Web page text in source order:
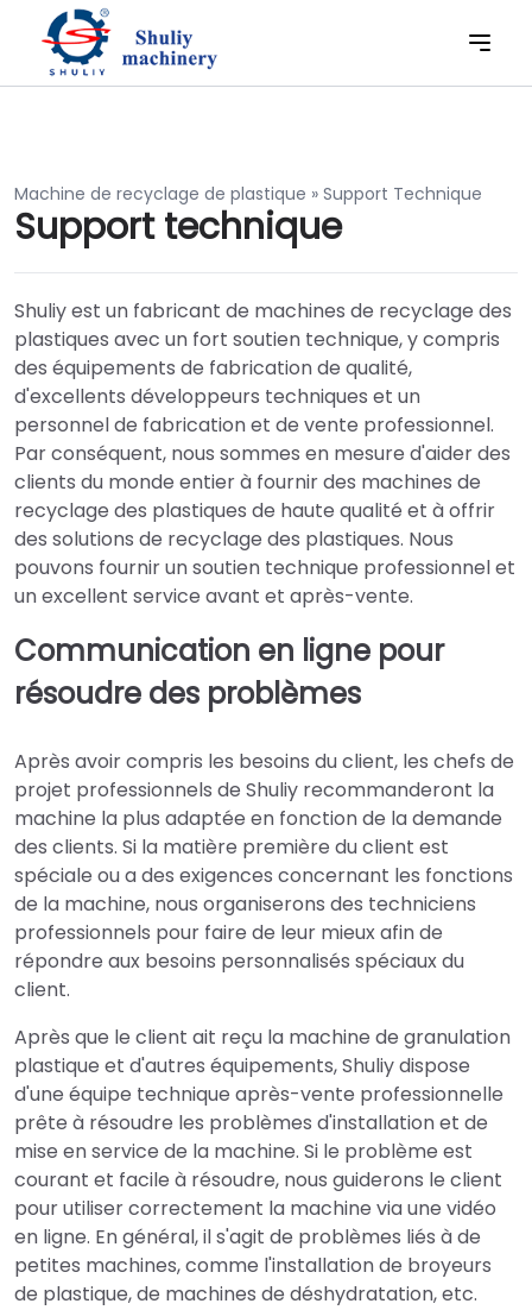
Machine de recyclage de plastique » Support Technique
Support technique
Shuliy est un fabricant de machines de recyclage des
plastiques avec un fort soutien technique, y compris
des équipements de fabrication de qualité,
d'excellents développeurs techniques et un
personnel de fabrication et de vente professionnel.
Par conséquent, nous sommes en mesure d'aider des
clients du monde entier à fournir des machines de
recyclage des plastiques de haute qualité et à offrir
des solutions de recyclage des plastiques. Nous
pouvons fournir un soutien technique professionnel et
un excellent service avant et après-vente.
Communication en ligne pour
résoudre des problèmes
Après avoir compris les besoins du client, les chefs de
projet professionnels de Shuliy recommanderont la
machine la plus adaptée en fonction de la demande
des clients. Si la matière première du client est
spéciale ou a des exigences concernant les fonctions
de la machine, nous organiserons des techniciens
professionnels pour faire de leur mieux afin de
répondre aux besoins personnalisés spéciaux du
client.
Après que le client ait reçu la machine de granulation
plastique et d'autres équipements, Shuliy dispose
d'une équipe technique après-vente professionnelle
prête à résoudre les problèmes d'installation et de
mise en service de la machine. Si le problème est
courant et facile à résoudre, nous guiderons le client
pour utiliser correctement la machine via une vidéo
en ligne. En général, il s'agit de problèmes liés à de
petites machines, comme l'installation de broyeurs
de plastique, de machines de déshydratation, etc.